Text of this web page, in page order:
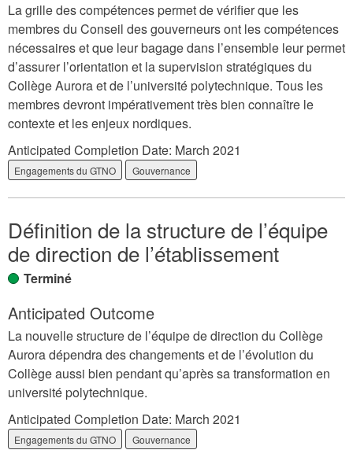
La grille des compétences permet de vérifier que les
membres du Conseil des gouverneurs ont les compétences
nécessaires et que leur bagage dans l’ensemble leur permet
d’assurer l’orientation et la supervision stratégiques du
Collège Aurora et de l’université polytechnique. Tous les
membres devront impérativement très bien connaître le
contexte et les enjeux nordiques.
Anticipated Completion Date: March 2021
Engagements du GTNO Gouvernance
Définition de la structure de l’équipe
de direction de l’établissement
Terminé
Anticipated Outcome
La nouvelle structure de l’équipe de direction du Collège
Aurora dépendra des changements et de l’évolution du
Collège aussi bien pendant qu’après sa transformation en
université polytechnique.
Anticipated Completion Date: March 2021
Engagements du GTNO Gouvernance